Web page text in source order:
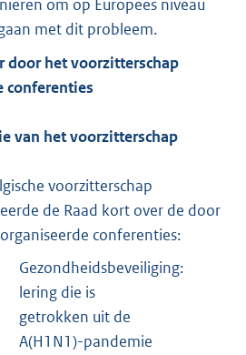
om op Europees niveau
met dit probleem.
door het voorzitterschap
conferenties
van het voorzitterschap
voorzitterschap
de Raad kort over de door
conferenties:
Gezondheidsbeveiliging:
lering die is
getrokken uit de
A(H1N1)-pandemie